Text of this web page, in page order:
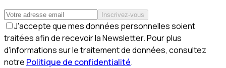
Inscrivez-vous
J'accepte que mes données personnelles soient
traitées afin de recevoir la Newsletter. Pour plus
d'informations sur le traitement de données, consultez
notre Politique de confidentialité.